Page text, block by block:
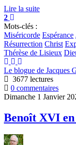
Lire la suite
2
Mots-clés :
Miséricorde Espérance
Résurrection Christ
Thérèse de Lisieux
Le blogue de Jacques
3677 lectures
0 commentaires
Dimanche 1 Janvier
Benoît XVI